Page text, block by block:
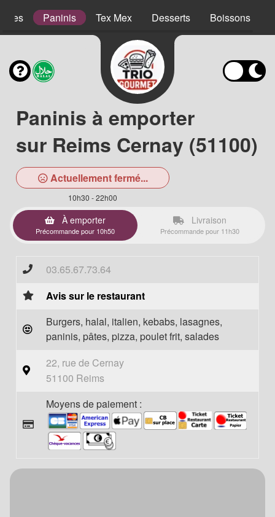
Paninis Tex Mex Desserts Boissons
Paninis à emporter
sur Reims Cernay (51100)
Actuellement fermé...
10h30 - 22h00
À emporter
Précommande pour 10h50
Livraison
Précommande pour 11h30
03.65.67.73.64
Avis sur le restaurant
Burgers, halal, italien, kebabs, lasagnes,
paninis, pâtes, pizza, poulet frit, salades
22, rue de Cernay
51100 Reims
Moyens de paiement :